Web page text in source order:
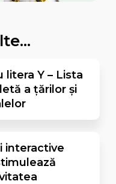
litera Y – Lista
a țărilor și
interactive